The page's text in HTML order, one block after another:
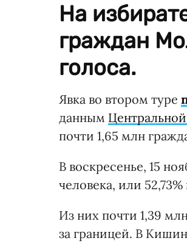
На
граждан
голоса.
Явка во втором туре
данным
почти 1,65 млн
В воскресенье, 15
человека, или
Из них почти 1,39
за границей. В